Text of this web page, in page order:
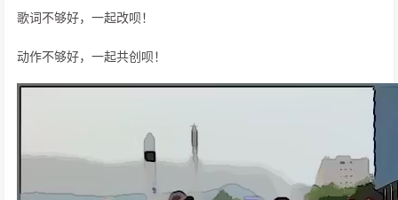
歌词不够好，一起改呗！
动作不够好，一起共创呗！